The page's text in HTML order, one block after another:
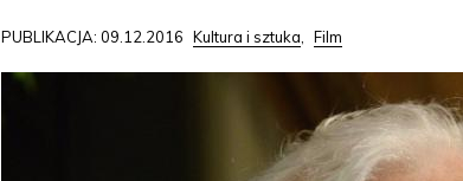
PUBLIKACJA: 09.12.2016 Kultura i sztuka, Film